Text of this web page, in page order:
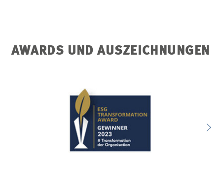
AWARDS UND AUSZEICHNUNGEN